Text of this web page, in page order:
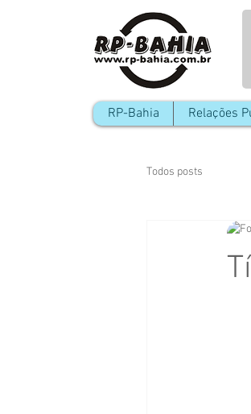
Todos posts
RP-Bahia Relações